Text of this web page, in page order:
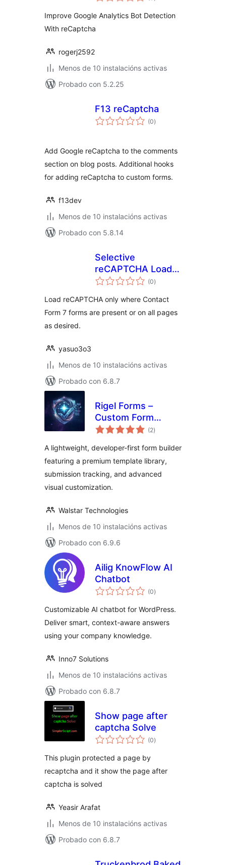
Improve Google Analytics Bot Detection
With reCaptcha
rogerj2592
Menos de 10 instalacións activas
Probado con 5.2.25
F13 reCaptcha
(0valoracións
totais
)
Add Google reCaptcha to the comments
section on blog posts. Additional hooks
for adding reCaptcha to custom forms.
f13dev
Menos de 10 instalacións activas
Probado con 5.8.14
Selective
reCAPTCHA Loader
for CF7
(0valoracións
totais
)
Load reCAPTCHA only where Contact
Form 7 forms are present or on all pages
as desired.
yasuo3o3
Menos de 10 instalacións activas
Probado con 6.8.7
Rigel Forms –
Custom Form
Builder & Contact
(2valoracións
totais
)
A lightweight, developer-first form builder
featuring a premium template library,
submission tracking, and advanced
visual customization.
Walstar Technologies
Menos de 10 instalacións activas
Probado con 6.9.6
Ailig KnowFlow AI
Chatbot
(0valoracións
totais
)
Customizable AI chatbot for WordPress.
Deliver smart, context-aware answers
using your company knowledge.
Inno7 Solutions
Menos de 10 instalacións activas
Probado con 6.8.7
Show page after
captcha Solve
(0valoracións
totais
)
This plugin protected a page by
recaptcha and it show the page after
captcha is solved
Yeasir Arafat
Menos de 10 instalacións activas
Probado con 6.8.7